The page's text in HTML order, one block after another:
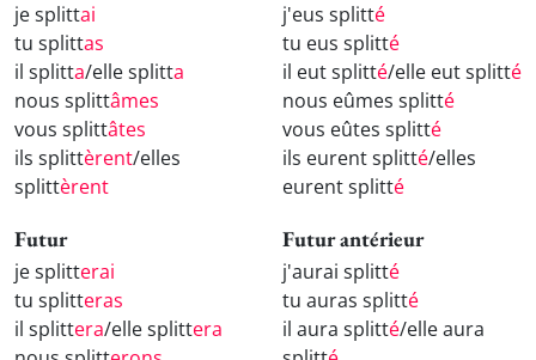
je splittai
tu splittas
il splitta/elle splitta
nous splittâmes
vous splittâtes
ils splittèrent/elles
splittèrent
j'eus splitté
tu eus splitté
il eut splitté/elle eut splitté
nous eûmes splitté
vous eûtes splitté
ils eurent splitté/elles
eurent splitté
Futur
je splitterai
tu splitteras
il splittera/elle splittera
Futur antérieur
j'aurai splitté
tu auras splitté
il aura splitté/elle aura